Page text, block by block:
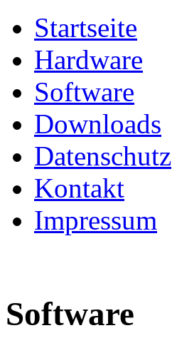
Startseite
Hardware
Software
Downloads
Datenschutz
Kontakt
Impressum
Software